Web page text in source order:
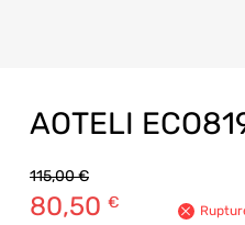
AOTELI
115,00€
80,50 €